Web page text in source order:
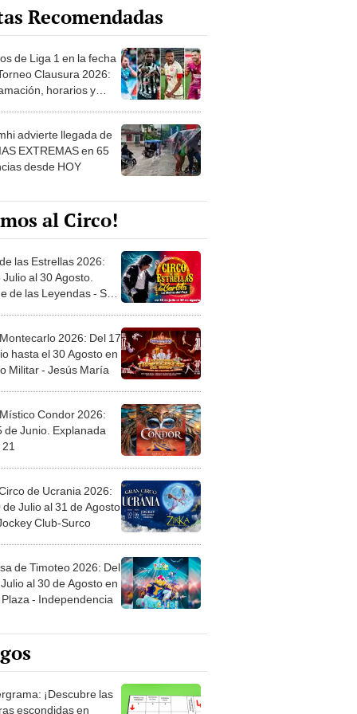
de Liga 1 en la fecha
Clausura 2026:
horarios y
ver
advierte llegada de
EXTREMAS en 65
desde HOY
al Circo!
las Estrellas 2026:
Julio al 30 Agosto.
de las Leyendas - San
2026: Del 17
hasta el 30 Agosto en
Militar - Jesús María
Condor 2026:
21
de Ucrania 2026:
Club-Surco
de Timoteo 2026: Del
al 30 de Agosto en
- Independencia
escondidas en
Mastergrama!